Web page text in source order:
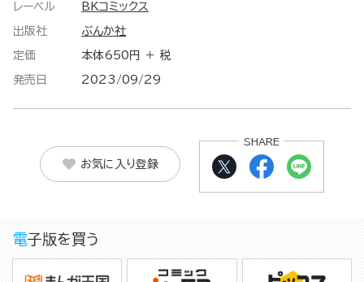
レーベル BKコミックス
出版社 ぶんか社
定価 本体650円 ＋ 税
発売日 2023/09/29
お気に入り登録
SHARE
電子版を買う